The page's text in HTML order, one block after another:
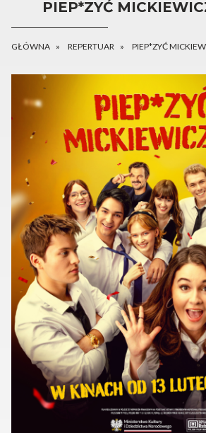
PIEP*ZYĆ
GŁÓWNA REPERTUAR PIEP*ZYĆ